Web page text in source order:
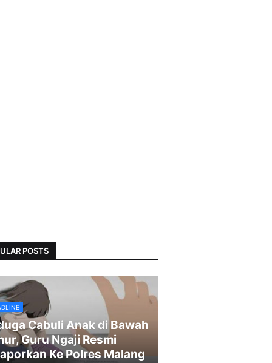
POSTS
Cabuli Anak di Bawah
Guru Ngaji Resmi
Ke Polres Malang